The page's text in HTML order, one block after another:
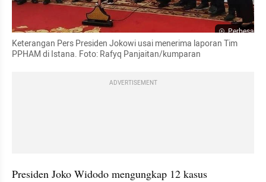
Perbesar
Keterangan Pers Presiden Jokowi usai menerima laporan Tim
PPHAM di Istana. Foto: Rafyq Panjaitan/kumparan
ADVERTISEMENT
Presiden Joko Widodo mengungkap 12 kasus